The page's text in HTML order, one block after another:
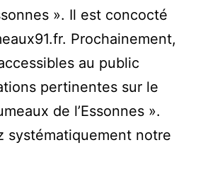
». Il est concocté
Prochainement,
au public
pertinentes sur le
de l’Essonnes ».
systématiquement notre